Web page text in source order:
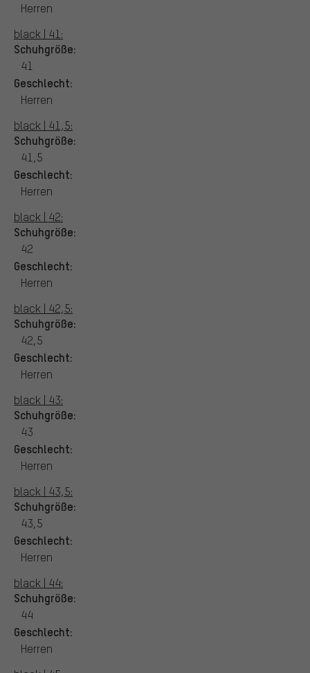
Herren
black | 41:
Schuhgröße:
41
Geschlecht:
Herren
black | 41,5:
Schuhgröße:
41,5
Geschlecht:
Herren
black | 42:
Schuhgröße:
42
Geschlecht:
Herren
black | 42,5:
Schuhgröße:
42,5
Geschlecht:
Herren
black | 43:
Schuhgröße:
43
Geschlecht:
Herren
black | 43,5:
Schuhgröße:
43,5
Geschlecht:
Herren
black | 44:
Schuhgröße:
44
Geschlecht:
Herren